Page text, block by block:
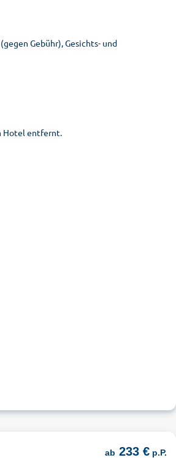
Gebühr), Gesichts- und
Hotel entfernt.
ab 233 € p.P.